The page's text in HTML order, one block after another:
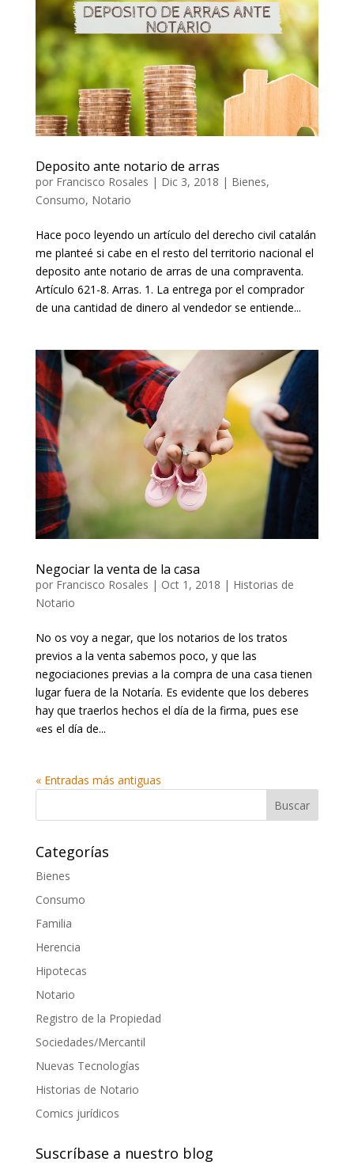
Deposito ante notario de arras
por Francisco Rosales | Dic 3, 2018 | Bienes,
Consumo, Notario
Hace poco leyendo un artículo del derecho civil catalán
me planteé si cabe en el resto del territorio nacional el
deposito ante notario de arras de una compraventa.
Artículo 621-8. Arras. 1. La entrega por el comprador
de una cantidad de dinero al vendedor se entiende...
Negociar la venta de la casa
por Francisco Rosales | Oct 1, 2018 | Historias de
Notario
No os voy a negar, que los notarios de los tratos
previos a la venta sabemos poco, y que las
negociaciones previas a la compra de una casa tienen
lugar fuera de la Notaría. Es evidente que los deberes
hay que traerlos hechos el día de la firma, pues ese
«es el día de...
« Entradas más antiguas
Categorías
Bienes
Consumo
Familia
Herencia
Hipotecas
Notario
Registro de la Propiedad
Sociedades/Mercantil
Nuevas Tecnologías
Historias de Notario
Comics jurídicos
Suscríbase a nuestro blog